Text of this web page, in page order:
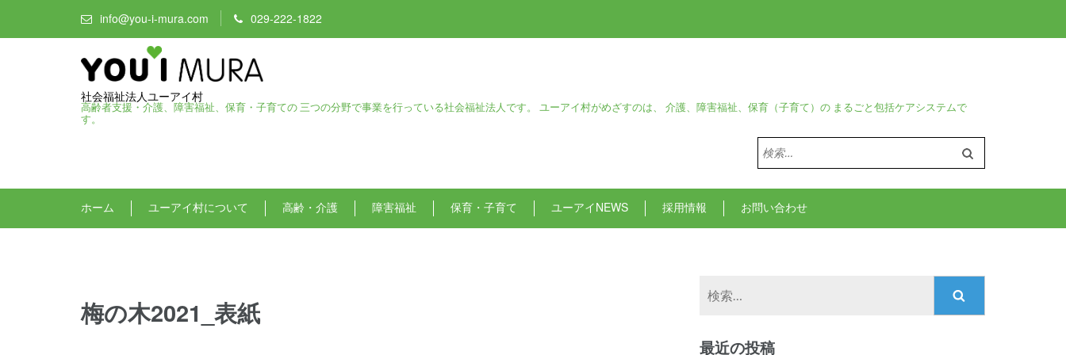
info@you-i-mura.com 029-222-1822
社会福祉法人ユーアイ村
高齢者支援・介護、障害福祉、保育・子育ての 三つの分野で事業を行っている社会福祉法人です。 ユーアイ村がめざすのは、 介護、障害福祉、保育（子育て）の まるごと包括ケアシステムで
す。
検
索:
ホーム ユーアイ村について 高齢・介護 障害福祉 保育・子育て ユーアイNEWS 採用情報 お問い合わせ
梅の木2021_表紙
最近の投稿